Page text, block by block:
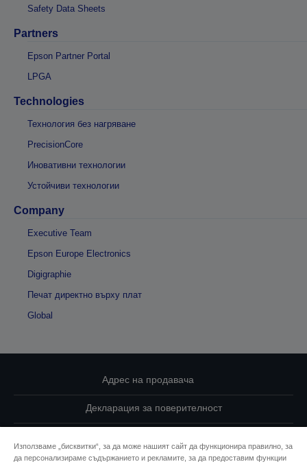
Safety Data Sheets
Partners
Epson Partner Portal
LPGA
Technologies
Технология без нагряване
PrecisionCore
Иновативни технологии
Устойчиви технологии
Company
Executive Team
Epson Europe Electronics
Digigraphie
Печат директно върху плат
Global
Адрес на продавача
Декларация за поверителност
Използваме „бисквитки“, за да може нашият сайт да функционира правилно, за
да персонализираме съдържанието и рекламите, за да предоставим функции